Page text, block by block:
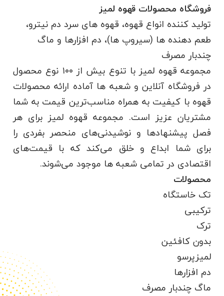
فروشگاه محصولات قهوه لمیز
تولید کننده انواع قهوه، قهوه های سرد دم نیترو،
طعم دهنده ها (سیروپ ها)، دم افزارها و ماگ
چندبار مصرف
مجموعه قهوه لمیز با تنوع بیش از ۱۰۰ نوع محصول
در فروشگاه آنلاین و شعبه ها آماده ارائه محصولات
قهوه با کیفیت‌ به همراه مناسب‌ترین قیمت به شما
مشتریان عزیز است. مجموعه قهوه لمیز برای هر
فصل پیشنهادها و نوشیدنی‌های منحصر بفردی را
برای شما ابداع و خلق می‌کند که با قیمت‌های
اقتصادی در تمامی شعبه ها موجود می‌شوند.
محصولات
تک خاستگاه
ترکیبی
ترک
بدون کافئین
لمیزپرسو
دم افزارها
ماگ چندبار مصرف